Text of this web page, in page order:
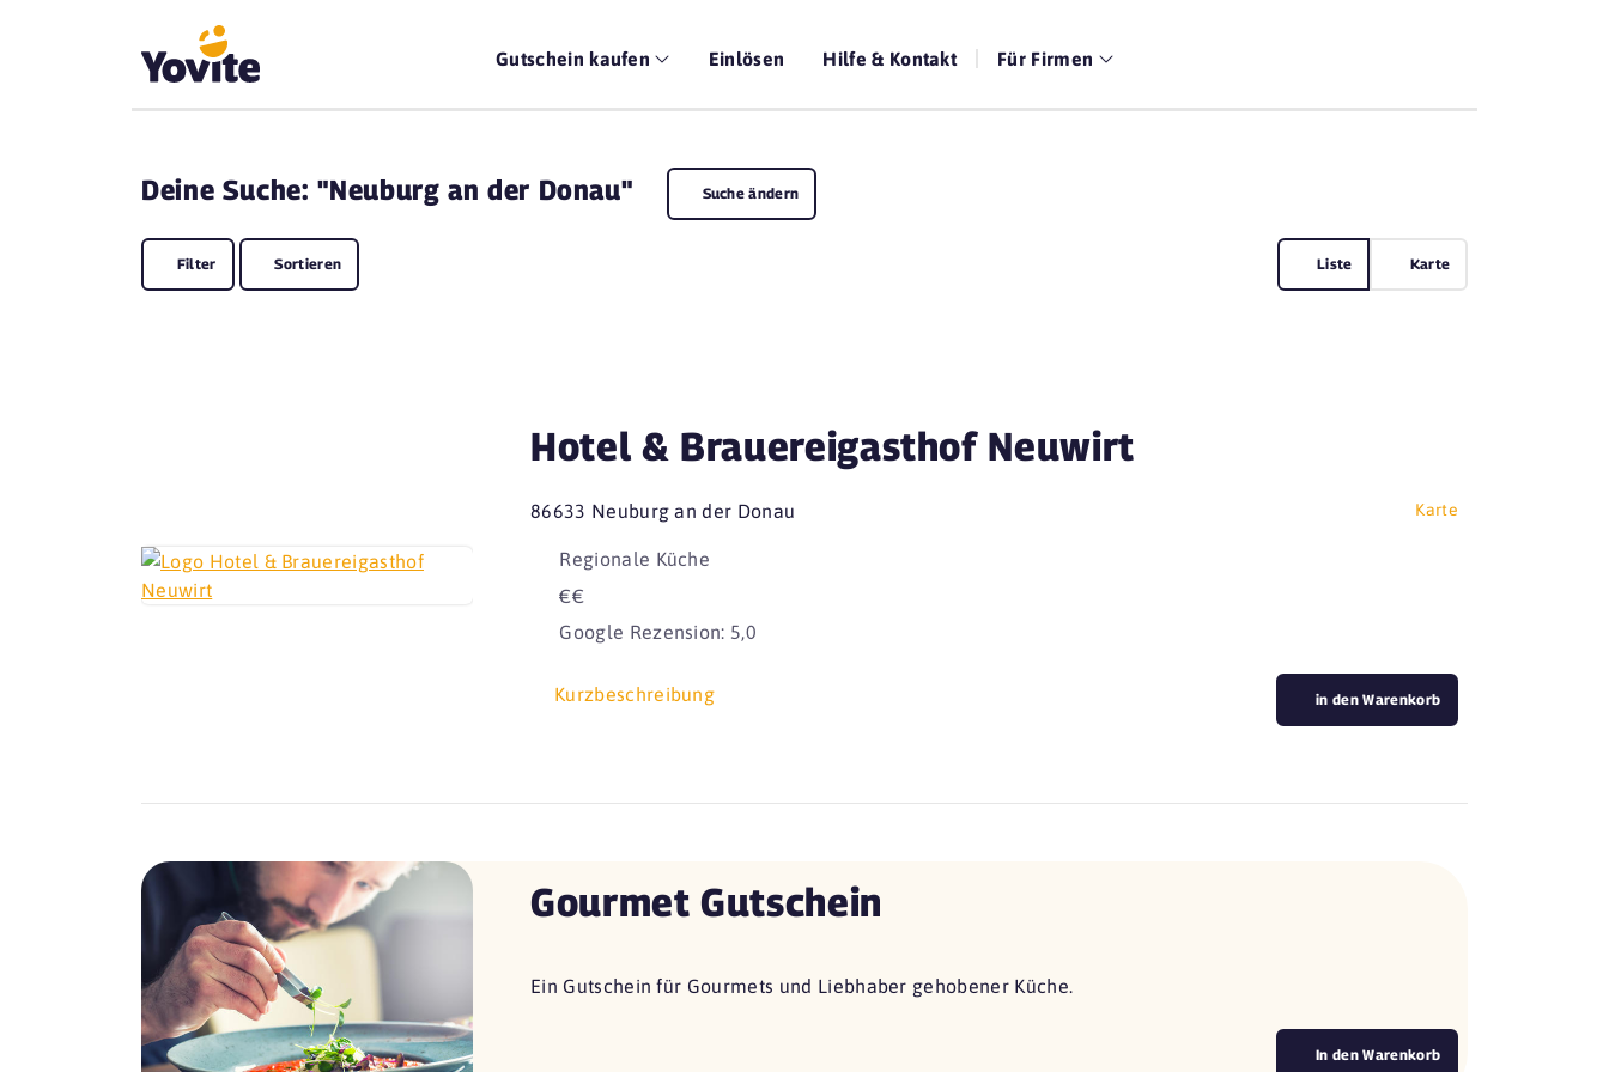
Gutschein kaufen Einlösen Hilfe & Kontakt Für Firmen
Deine Suche: "Neuburg an der Donau" Suche ändern
Filter Sortieren Liste Karte
Hotel & Brauereigasthof Neuwirt
86633 Neuburg an der Donau Karte
Regionale Küche
€€
Google Rezension: 5,0
Kurzbeschreibung in den Warenkorb
Gourmet Gutschein
Ein Gutschein für Gourmets und Liebhaber gehobener Küche.
In den Warenkorb